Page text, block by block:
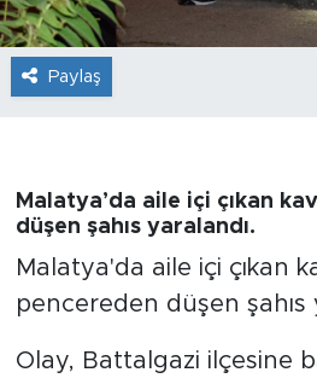
Paylaş
Malatya’da aile içi çıkan
düşen şahıs yaralandı.
Malatya'da aile içi çıkan
pencereden düşen şahıs
Olay, Battalgazi ilçesine
Spor
Yazıhan
Yeşilyurt
Akçadağ